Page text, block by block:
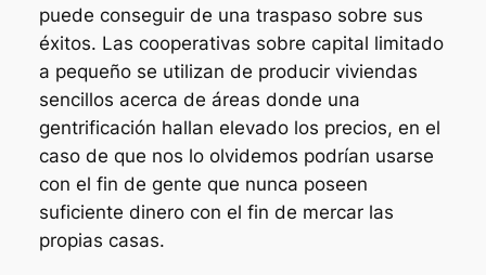
puede conseguir de una traspaso sobre sus
éxitos. Las cooperativas sobre capital limitado
a pequeño se utilizan de producir viviendas
sencillos acerca de áreas donde una
gentrificación hallan elevado los precios, en el
caso de que nos lo olvidemos podrían usarse
con el fin de gente que nunca poseen
suficiente dinero con el fin de mercar las
propias casas.